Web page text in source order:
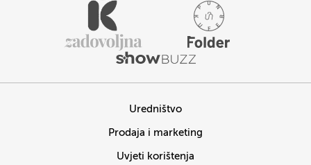
Uredništvo
Prodaja i marketing
Uvjeti korištenja